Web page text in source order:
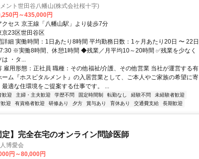
ント世田谷八幡山(株式会社桜十字)
円～435,000円
クセス 京王線「八幡山駅」より徒歩7分
京23区世田谷区
詳細 実働時間：1日あたり8時間 平均勤務日数：1ヶ月あたり20日 〜 22日
※実働8時間、休憩1時間 ◆残業／月平均10～20時間 ✅残業を少なく
は ・タ...
雇用形態：正社員 職種：その他福祉/介護、その他営業 当社が運営する有
ーム『ホスピタルメント』の入居営業として、ご本人やご家族の希望に寄
最適な住環境をご提案する仕事です。 ...
歓迎 主婦・主夫歓迎 学歴不問 固定時間制 転勤なし 経験不問
未経験者歓迎
迎 有資格者歓迎 研修あり 夕方 賞与あり 育休あり 交通費支給 長期歓迎
定】完全在宅のオンライン問診医師
博愛会
円～80,000円